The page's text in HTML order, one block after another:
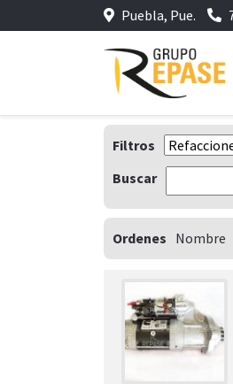
Puebla, Pue.
Filtros
Buscar
Ordenes Nombre